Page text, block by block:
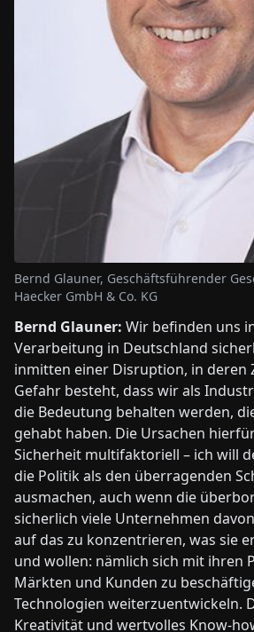
Bernd Glauner, Geschäftsführender
Haecker GmbH & Co. KG
Bernd Glauner: Wir befinden uns
Verarbeitung in Deutschland
inmitten einer Disruption, in deren
Gefahr besteht, dass wir als
die Bedeutung behalten werden,
gehabt haben. Die Ursachen
Sicherheit multifaktoriell – ich will
die Politik als den überragenden
ausmachen, auch wenn die
sicherlich viele Unternehmen
auf das zu konzentrieren, was sie
und wollen: nämlich sich mit ihren
Märkten und Kunden zu
Technologien weiterzuentwickeln.
Kreativität und wertvolles Know-